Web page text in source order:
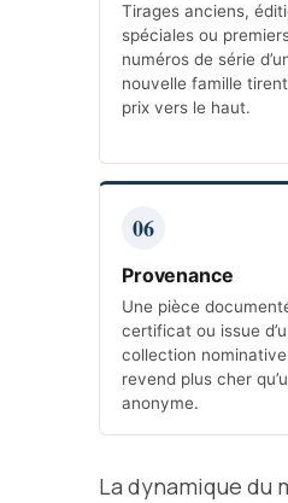
Tirages anciens,
spéciales ou
numéros de série
nouvelle famille
prix vers le haut.
06
Provenance
Une pièce
certificat ou issue
collection
revend plus cher
anonyme.
La dynamique du